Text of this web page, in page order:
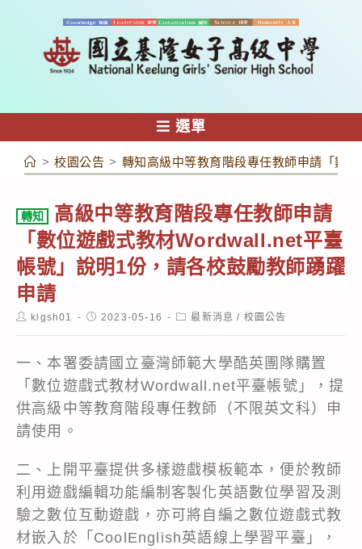
容
選單
> 校園公告 > 轉知高級中等教育階段專任教師申請「數
轉知
高級中等教育階段專任教師申請
「數位遊戲式教材Wordwall.net平臺
帳號」說明1份，請各校鼓勵教師踴躍
申請
Postklgsh01
Post2023-05-16
Post最新消息 / 校園公告
一、本署委請國立臺灣師範大學酷英團隊購置
「數位遊戲式教材Wordwall.net平臺帳號」，提
供高級中等教育階段專任教師（不限英文科）申
請使用。
二、上開平臺提供多樣遊戲模板範本，便於教師
利用遊戲編輯功能編制客製化英語數位學習及測
驗之數位互動遊戲，亦可將自編之數位遊戲式教
材嵌入於「CoolEnglish英語線上學習平臺」，